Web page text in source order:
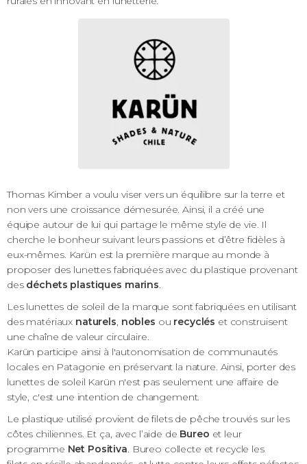
Thomas Kimber a voulu viser vers un équilibre sur la terre et
non vers une croissance démesurée. Ainsi, il a créé une
équipe autour de lui qui partage le même style de vie. Il
cherche le bonheur suivant leurs passions et d’être fidèles à
eux-mêmes. Karün est la première marque au monde à
proposer des lunettes fabriquées avec du plastique provenant
des déchets plastiques marins.
Les lunettes de soleil de la marque sont fabriquées en utilisant
des matériaux naturels, nobles ou recyclés et construisent
une chaîne de valeur circulaire.
Karün participe ainsi à l'autonomisation de communautés
locales en Patagonie en préservant la nature. Ainsi, porter des
lunettes de soleil Karün n'est pas seulement une affaire de
style, c'est une intention de changement.
Le plastique utilisé provient de filets de pêche trouvés sur les
côtes chiliennes. Et ça, avec l’aide de Bureo et leur
programme Net Positiva. Bureo collecte et recycle les